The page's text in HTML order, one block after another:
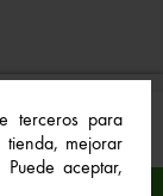
terceros para
tienda, mejorar
aceptar,
derechos